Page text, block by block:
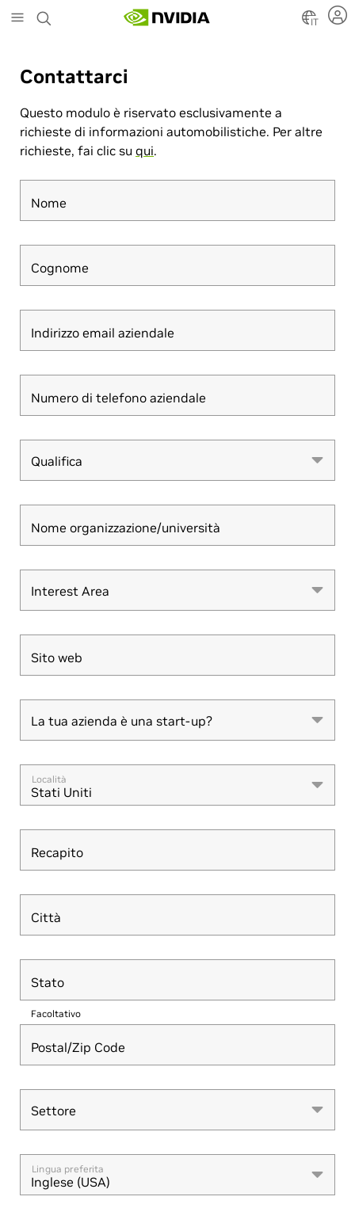
to
IT
Contattarci
Questo modulo è riservato esclusivamente a
richieste di informazioni automobilistiche. Per altre
richieste, fai clic su qui.
Nome
Cognome
Indirizzo email aziendale
Numero di telefono aziendale
Qualifica
Qualifica
Nome organizzazione/università
Interest Area
Interest Area
Sito web
Is Your Company a Startup?
La tua azienda è una start-up?
Località
Stati Uniti
Recapito
Città
Stato
Facoltativo
Postal/Zip Code
Settore
Settore
Lingua preferita
Inglese (USA)